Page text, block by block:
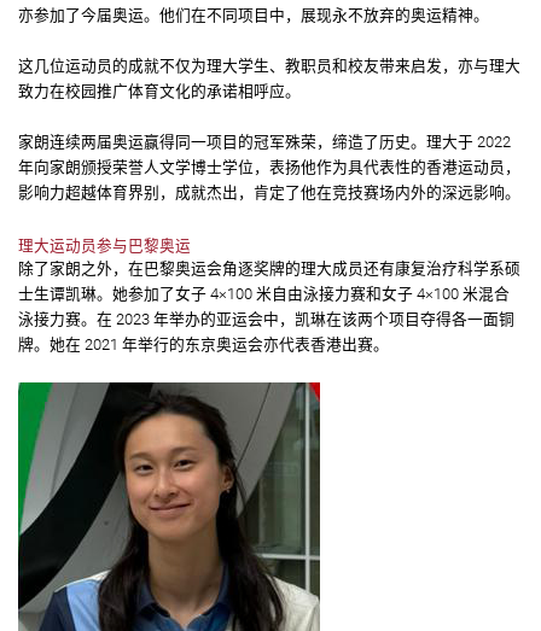
亦参加了今届奥运。他们在不同项目中，展现永不放弃的奥运精神。
这几位运动员的成就不仅为理大学生、教职员和校友带来启发，亦与理大
致力在校园推广体育文化的承诺相呼应。
家朗连续两届奥运赢得同一项目的冠军殊荣，缔造了历史。理大于 2022
年向家朗颁授荣誉人文学博士学位，表扬他作为具代表性的香港运动员，
影响力超越体育界别，成就杰出，肯定了他在竞技赛场内外的深远影响。
理大运动员参与巴黎奥运
除了家朗之外，在巴黎奥运会角逐奖牌的理大成员还有康复治疗科学系硕
士生谭凯琳。她参加了女子 4×100 米自由泳接力赛和女子 4×100 米混合
泳接力赛。在 2023 年举办的亚运会中，凯琳在该两个项目夺得各一面铜
牌。她在 2021 年举行的东京奥运会亦代表香港出赛。